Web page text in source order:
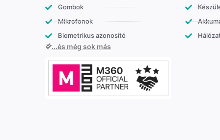
Gombok
Mikrofonok
Biometrikus azonosító
...és még sok más